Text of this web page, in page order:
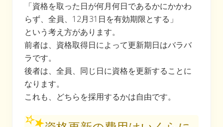
「資格を取った日が何月何日であるかにかかわ
らず、全員、12月31日を有効期限とする」
という考え方があります。
前者は、資格取得日によって更新期日はバラバ
ラです。
後者は、全員、同じ日に資格を更新することに
なります。
これも、どちらを採用するかは自由です。